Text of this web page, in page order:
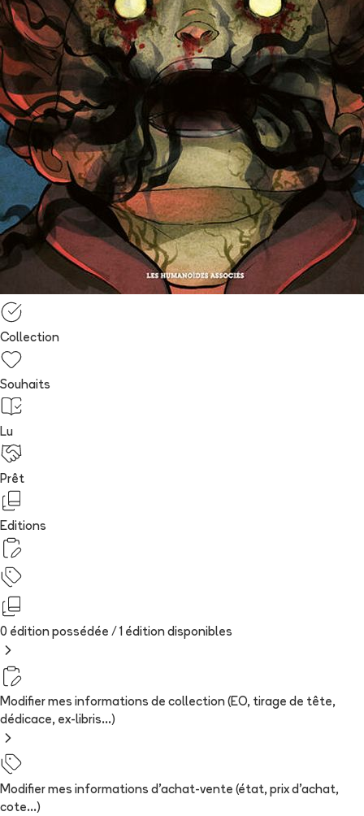
Collection
Souhaits
Lu
Prêt
Editions
0 édition possédée / 1 édition disponibles
Modifier mes informations de collection (EO, tirage de tête,
dédicace, ex-libris...)
Modifier mes informations d'achat-vente (état, prix d'achat,
cote...)